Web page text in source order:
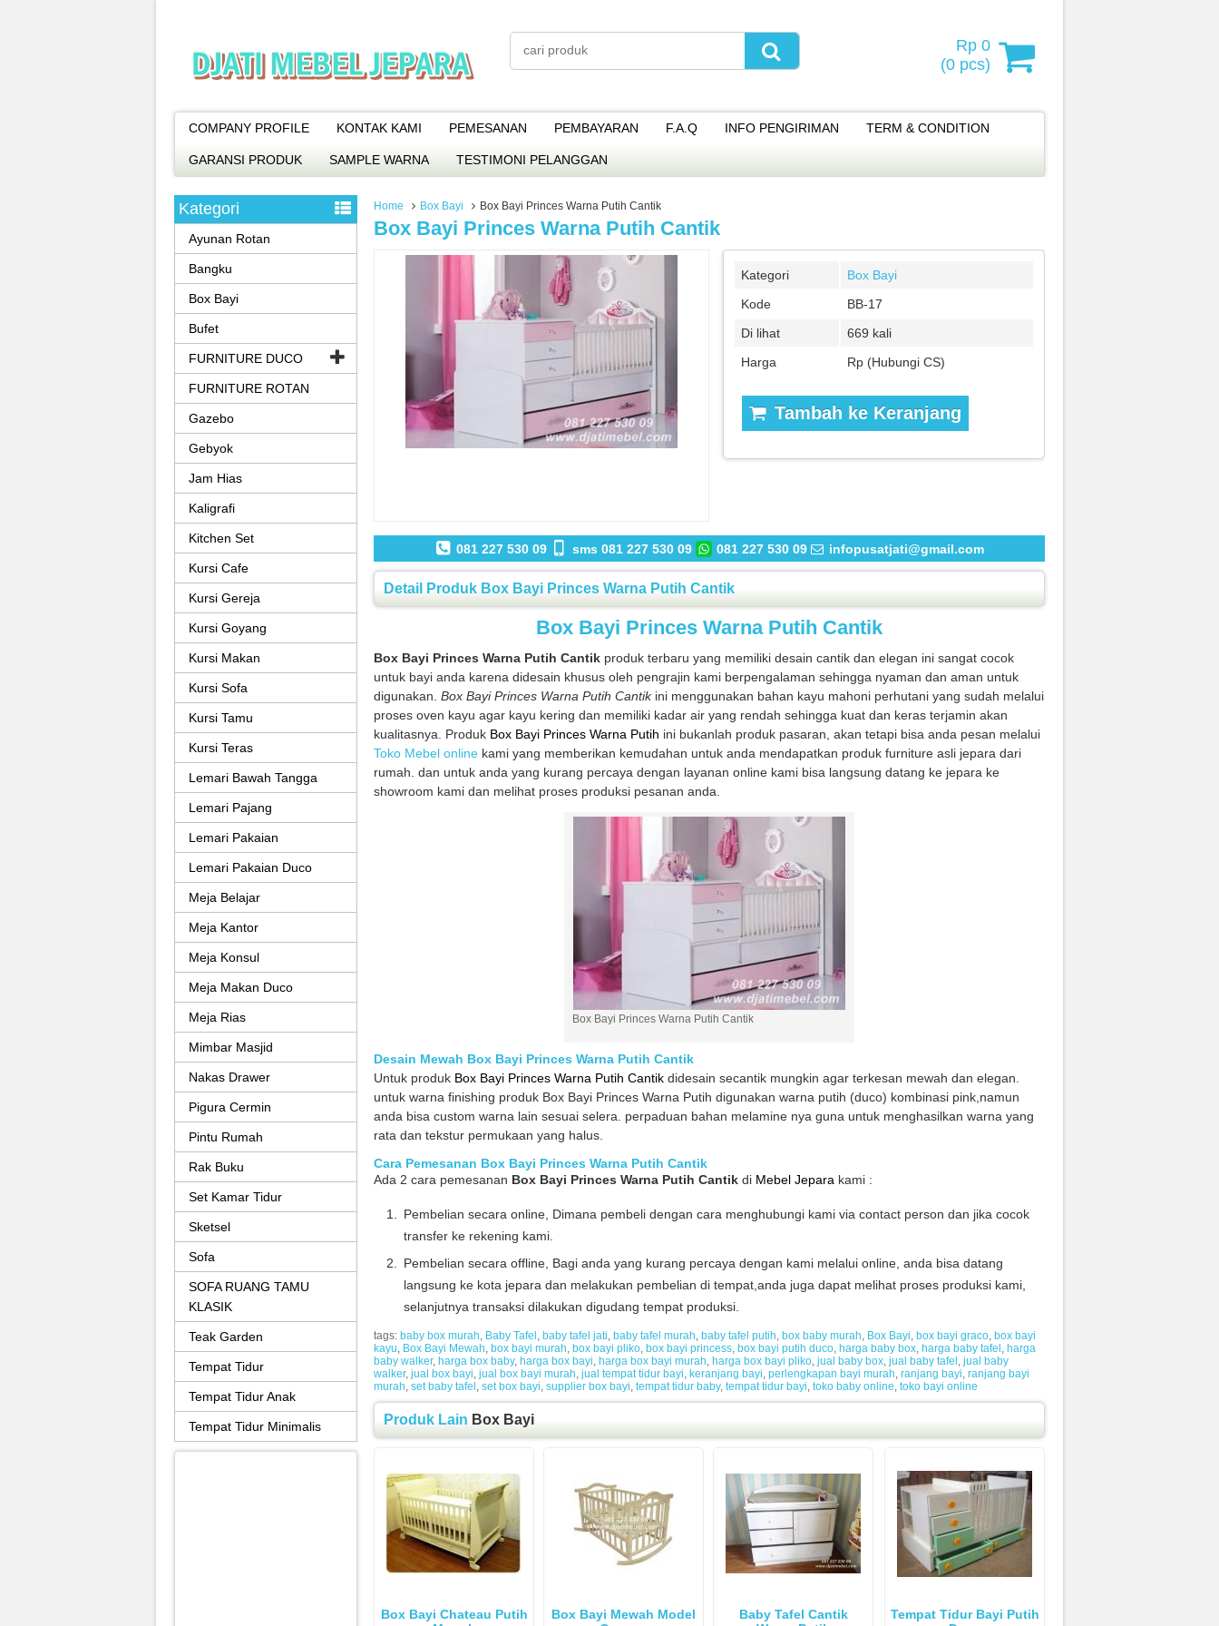
Rp 0
(0 pcs)
COMPANY PROFILE KONTAK KAMI PEMESANAN PEMBAYARAN F.A.Q INFO PENGIRIMAN TERM & CONDITION
GARANSI PRODUK SAMPLE WARNA TESTIMONI PELANGGAN
Home Box Bayi Box Bayi Princes Warna Putih Cantik
Box Bayi Princes Warna Putih Cantik
Kategori
Box Bayi
Kode
BB-17
Di lihat
669 kali
Harga
Rp (Hubungi CS)
Tambah ke Keranjang
081 227 530 09 sms 081 227 530 09 081 227 530 09 infopusatjati@gmail.com
Detail Produk Box Bayi Princes Warna Putih Cantik
Box Bayi Princes Warna Putih Cantik
Box Bayi Princes Warna Putih Cantik produk terbaru yang memiliki desain cantik dan elegan ini sangat cocok
untuk bayi anda karena didesain khusus oleh pengrajin kami berpengalaman sehingga nyaman dan aman untuk
digunakan. Box Bayi Princes Warna Putih Cantikini menggunakan bahan kayu mahoni perhutani yang sudah melalui
proses oven kayu agar kayu kering dan memiliki kadar air yang rendah sehingga kuat dan keras terjamin akan
kualitasnya. Produk Box Bayi Princes Warna Putih ini bukanlah produk pasaran, akan tetapi bisa anda pesan melalui
Toko Mebel online kami yang memberikan kemudahan untuk anda mendapatkan produk furniture asli jepara dari
rumah. dan untuk anda yang kurang percaya dengan layanan online kami bisa langsung datang ke jepara ke
showroom kami dan melihat proses produksi pesanan anda.
Box Bayi Princes Warna Putih Cantik
Desain Mewah Box Bayi Princes Warna Putih Cantik
Untuk produk Box Bayi Princes Warna Putih Cantik didesain secantik mungkin agar terkesan mewah dan elegan.
untuk warna finishing produk Box Bayi Princes Warna Putih digunakan warna putih (duco) kombinasi pink,namun
anda bisa custom warna lain sesuai selera. perpaduan bahan melamine nya guna untuk menghasilkan warna yang
rata dan tekstur permukaan yang halus.
Cara Pemesanan Box Bayi Princes Warna Putih Cantik
Ada 2 cara pemesanan Box Bayi Princes Warna Putih Cantik di Mebel Jepara kami :
Pembelian secara online, Dimana pembeli dengan cara menghubungi kami via contact person dan jika cocok
transfer ke rekening kami.
Pembelian secara offline, Bagi anda yang kurang percaya dengan kami melalui online, anda bisa datang
langsung ke kota jepara dan melakukan pembelian di tempat,anda juga dapat melihat proses produksi kami,
selanjutnya transaksi dilakukan digudang tempat produksi.
tags: baby box murah, Baby Tafel , baby tafel jati, baby tafel murah, baby tafel putih, box baby murah, Box Bayi, box bayi graco, box bayi
kayu, Box Bayi Mewah, box bayi murah, box bayi pliko, box bayi princess, box bayi putih duco, harga baby box, harga baby tafel , harga
baby walker, harga box baby, harga box bayi, harga box bayi murah, harga box bayi pliko, jual baby box, jual baby tafel , jual baby
walker, jual box bayi, jual box bayi murah, jual tempat tidur bayi, keranjang bayi, perlengkapan bayi murah, ranjang bayi, ranjang bayi
murah, set baby tafel , set box bayi, supplier box bayi, tempat tidur baby, tempat tidur bayi, toko baby online, toko bayi online
Produk Lain Box Bayi
Box Bayi Chateau Putih
Box Bayi Mewah Model
Baby Tafel Cantik
Tempat Tidur Bayi Putih
Kategori
Ayunan Rotan
Bangku
Box Bayi
Bufet
FURNITURE DUCO
FURNITURE ROTAN
Gazebo
Gebyok
Jam Hias
Kaligrafi
Kitchen Set
Kursi Cafe
Kursi Gereja
Kursi Goyang
Kursi Makan
Kursi Sofa
Kursi Tamu
Kursi Teras
Lemari Bawah Tangga
Lemari Pajang
Lemari Pakaian
Lemari Pakaian Duco
Meja Belajar
Meja Kantor
Meja Konsul
Meja Makan Duco
Meja Rias
Mimbar Masjid
Nakas Drawer
Pigura Cermin
Pintu Rumah
Rak Buku
Set Kamar Tidur
Sketsel
Sofa
SOFA RUANG TAMU
KLASIK
Teak Garden
Tempat Tidur
Tempat Tidur Anak
Tempat Tidur Minimalis